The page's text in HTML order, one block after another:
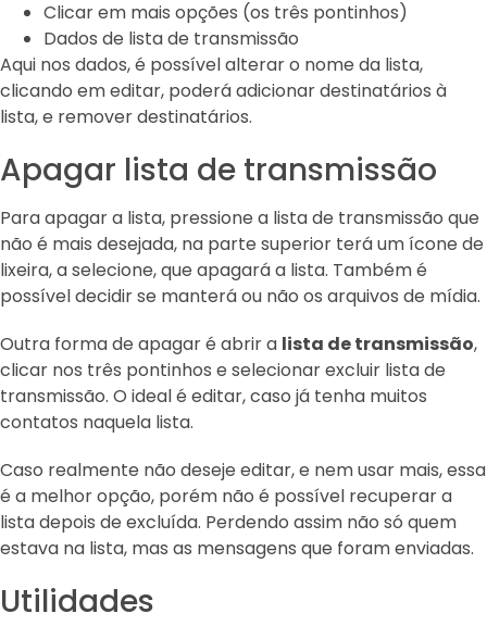
Clicar em mais opções (os três pontinhos)
Dados de lista de transmissão
Aqui nos dados, é possível alterar o nome da lista,
clicando em editar, poderá adicionar destinatários à
lista, e remover destinatários.
Apagar lista de transmissão
Para apagar a lista, pressione a lista de transmissão que
não é mais desejada, na parte superior terá um ícone de
lixeira, a selecione, que apagará a lista. Também é
possível decidir se manterá ou não os arquivos de mídia.
Outra forma de apagar é abrir a lista de transmissão,
clicar nos três pontinhos e selecionar excluir lista de
transmissão. O ideal é editar, caso já tenha muitos
contatos naquela lista.
Caso realmente não deseje editar, e nem usar mais, essa
é a melhor opção, porém não é possível recuperar a
lista depois de excluída. Perdendo assim não só quem
estava na lista, mas as mensagens que foram enviadas.
Utilidades